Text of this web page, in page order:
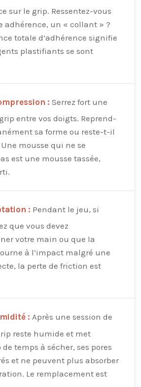
sur le grip. Ressentez-vous
adhérence, un « collant » ?
totale d’adhérence signifie
plastifiants se sont
: Serrez fort une
entre vos doigts. Reprend-
sa forme ou reste-t-il
mousse qui ne se
est une mousse tassée,
: Pendant le jeu, si
que vous devez
votre main ou que la
à l’impact malgré une
la perte de friction est
: Après une session de
reste humide et met
temps à sécher, ses pores
et ne peuvent plus absorber
Le remplacement est